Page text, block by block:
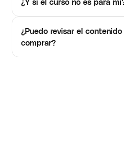
¿Puedo revisar el
comprar?